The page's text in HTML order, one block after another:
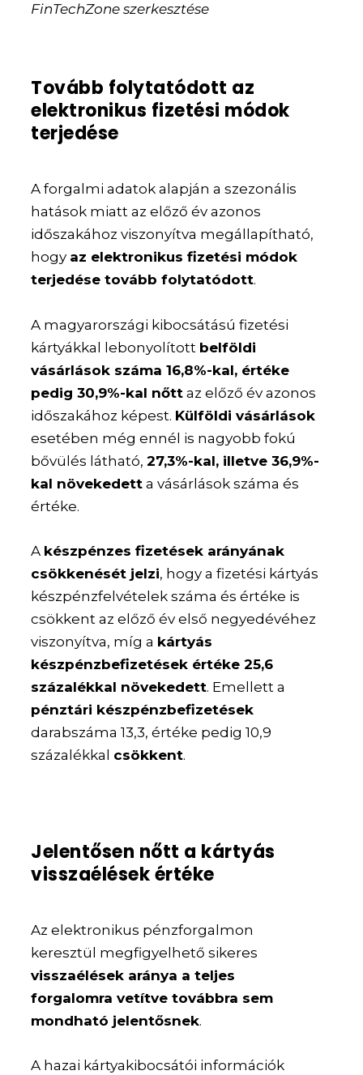
FinTechZone szerkesztése
Tovább folytatódott az
elektronikus fizetési módok
terjedése
A forgalmi adatok alapján a szezonális
hatások miatt az előző év azonos
időszakához viszonyítva megállapítható,
hogy az elektronikus fizetési módok
terjedése tovább folytatódott.
A magyarországi kibocsátású fizetési
kártyákkal lebonyolított belföldi
vásárlások száma 16,8%-kal, értéke
pedig 30,9%-kal nőtt az előző év azonos
időszakához képest. Külföldi vásárlások
esetében még ennél is nagyobb fokú
bővülés látható,27,3%-kal, illetve 36,9%-
kal növekedett a vásárlások száma és
értéke.
A készpénzes fizetések arányának
csökkenését jelzi, hogy a fizetési kártyás
készpénzfelvételek száma és értéke is
csökkent az előző év első negyedévéhez
viszonyítva, míg a kártyás
készpénzbefizetések értéke 25,6
százalékkal növekedett. Emellett a
pénztári készpénzbefizetések
darabszáma 13,3, értéke pedig 10,9
százalékkal csökkent.
Jelentősen nőtt a kártyás
visszaélések értéke
Az elektronikus pénzforgalmon
keresztül megfigyelhető sikeres
visszaélések aránya a teljes
forgalomra vetítve továbbra sem
mondható jelentősnek.
A hazai kártyakibocsátói információk